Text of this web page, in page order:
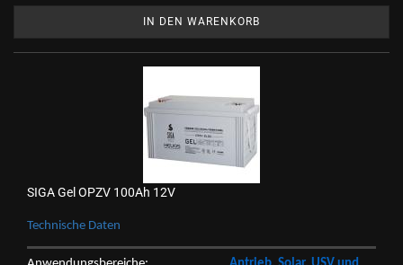
IN DEN WARENKORB
SIGA Gel OPZV 100Ah 12V
Tech­ni­sche Daten